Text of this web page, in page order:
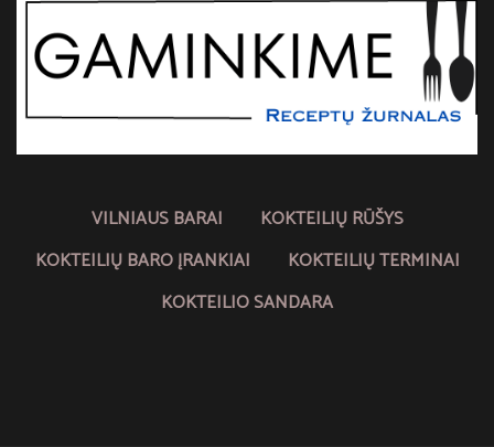
VILNIAUS BARAI
KOKTEILIŲ RŪŠYS
KOKTEILIŲ BARO ĮRANKIAI
KOKTEILIŲ TERMINAI
KOKTEILIO SANDARA